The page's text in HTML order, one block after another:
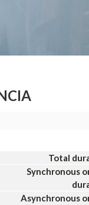
Total
Synchronous
Asynchronous